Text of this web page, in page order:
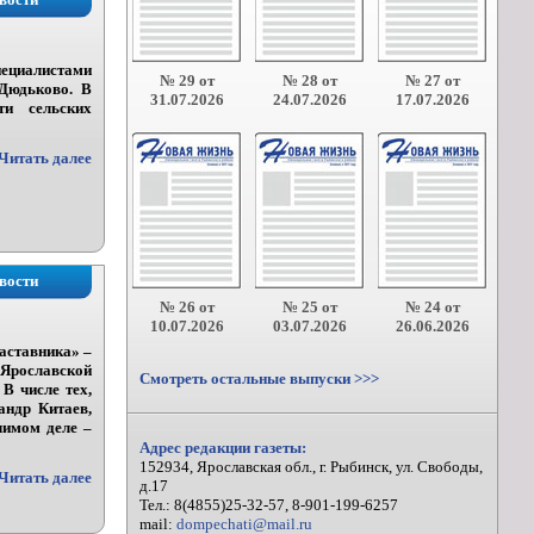
В
сельских
далее
–
числе тех,
Китаев,
деле –
далее
№ 29 от
31.07.2026
№ 28 от
24.07.2026
№ 27 от
17.07.2026
№ 26 от
10.07.2026
№ 25 от
03.07.2026
№ 24 от
26.06.2026
Смотреть остальные выпуски >>>
Адрес редакции газеты:
152934, Ярославская обл., г. Рыбинск, ул. Свободы,
д.17
Тел.: 8(4855)25-32-57, 8-901-199-6257
mail: dompechati@mail.ru